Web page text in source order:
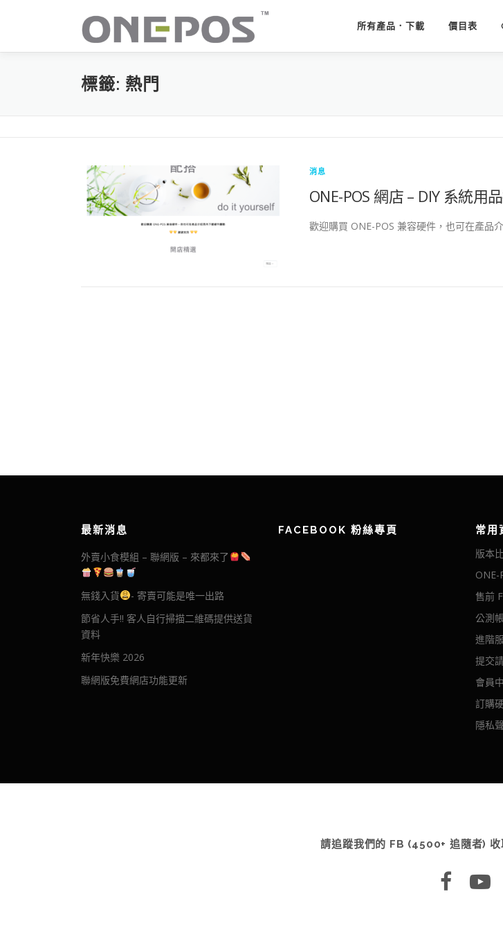
要
所有產品．下載 價目表
標籤: 熱門
消息
ONE-POS 網店 – DIY 系統用
歡迎購買 ONE-POS 兼容硬件，也可在產品
最新消息
外賣小食模組 – 聯網版 – 來都來了
無錢入貨
- 寄賣可能是唯一出路
節省人手!! 客人自行掃描二維碼提供送貨
資料
新年快樂 2026
聯網版免費網店功能更新
FACEBOOK 粉絲專頁 常用
版本
ONE-
售前
公測
進階
提交
會員
訂購
隱私
請追蹤我們的 FB (4500+ 追隨者) 收